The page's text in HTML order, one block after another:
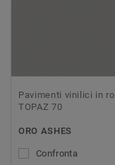
Pavimenti vinilici in
TOPAZ 70
ORO ASHES
Confronta